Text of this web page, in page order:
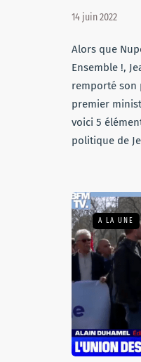
14 juin 2022
Alors que
Ensemble !,
remporté son
premier
voici 5
politique de
A LA UNE